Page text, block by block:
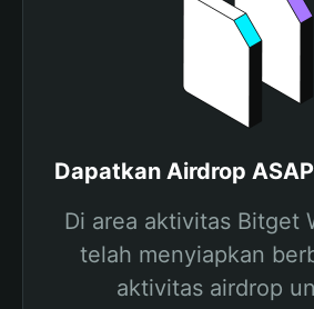
Dapatkan Airdrop
Di area aktivitas Bitget
telah menyiapkan
aktivitas airdrop